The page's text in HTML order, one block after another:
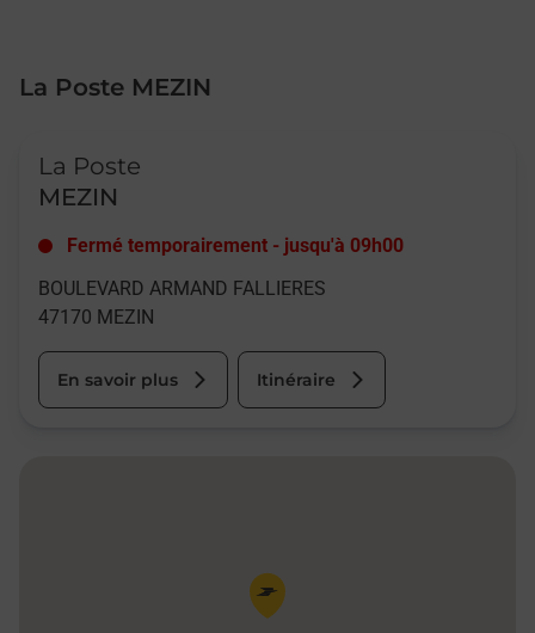
La Poste MEZIN
La Poste
MEZIN
Fermé temporairement - jusqu'à 09h00
BOULEVARD ARMAND FALLIERES
47170 MEZIN
En savoir plus Itinéraire
Pin de la carte